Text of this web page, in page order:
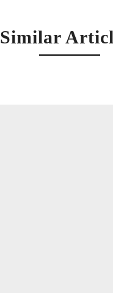
Similar